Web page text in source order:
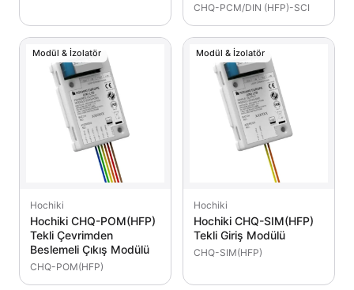
CHQ-PCM/DIN (HFP)-SCI
Modül & İzolatör
Hochiki
Hochiki CHQ-POM(HFP)
Tekli Çevrimden
Beslemeli Çıkış Modülü
CHQ-POM(HFP)
Modül & İzolatör
Hochiki
Hochiki CHQ-SIM(HFP)
Tekli Giriş Modülü
CHQ-SIM(HFP)